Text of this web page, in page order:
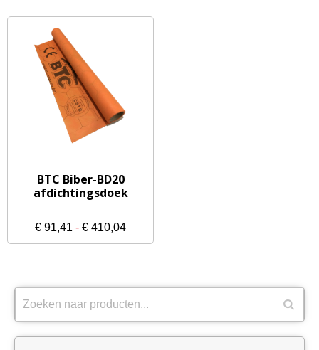
product
meerdere
variaties.
BTC Biber-BD20
afdichtingsdoek
€ 91,41 - € 410,04Prijsklasse:
€ 91,41